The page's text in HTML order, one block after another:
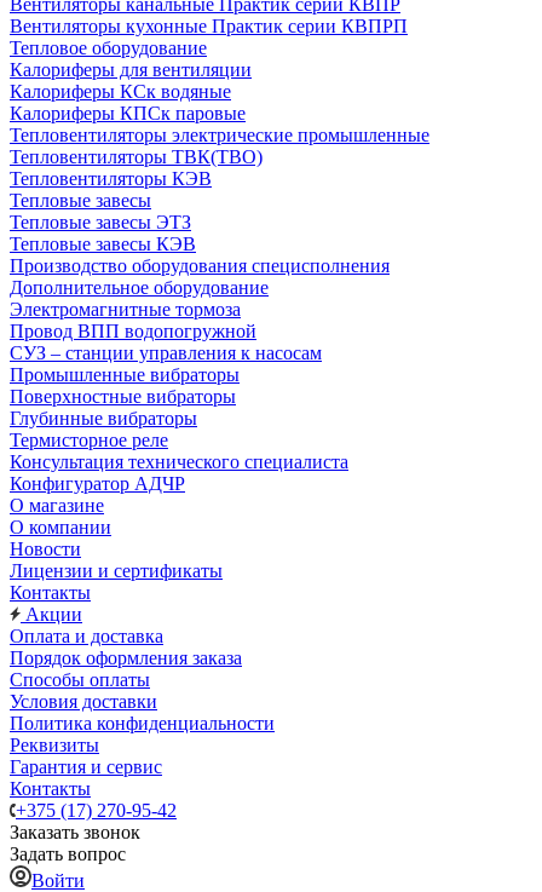
Вентиляторы канальные Практик серии КВПР
Вентиляторы кухонные Практик серии КВПРП
Тепловое оборудование
Калориферы для вентиляции
Калориферы КСк водяные
Калориферы КПСк паровые
Тепловентиляторы электрические промышленные
Тепловентиляторы ТВК(ТВО)
Тепловентиляторы КЭВ
Тепловые завесы
Тепловые завесы ЭТЗ
Тепловые завесы КЭВ
Производство оборудования специсполнения
Дополнительное оборудование
Электромагнитные тормоза
Провод ВПП водопогружной
СУЗ – станции управления к насосам
Промышленные вибраторы
Поверхностные вибраторы
Глубинные вибраторы
Термисторное реле
Консультация технического специалиста
Конфигуратор АДЧР
О магазине
О компании
Новости
Лицензии и сертификаты
Контакты
Акции
Оплата и доставка
Порядок оформления заказа
Способы оплаты
Условия доставки
Политика конфиденциальности
Реквизиты
Гарантия и сервис
Контакты
+375 (17) 270-95-42
Заказать звонок
Задать вопрос
Войти